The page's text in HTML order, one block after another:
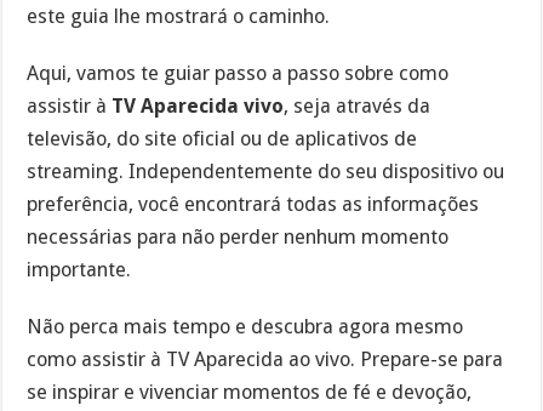
este guia lhe mostrará o caminho.
Aqui, vamos te guiar passo a passo sobre como
assistir à TV Aparecida vivo, seja através da
televisão, do site oficial ou de aplicativos de
streaming. Independentemente do seu dispositivo ou
preferência, você encontrará todas as informações
necessárias para não perder nenhum momento
importante.
Não perca mais tempo e descubra agora mesmo
como assistir à TV Aparecida ao vivo. Prepare-se para
se inspirar e vivenciar momentos de fé e devoção,